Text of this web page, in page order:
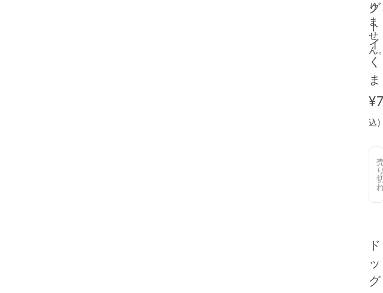
グ
ト
イ
く
ま
込)
ド
ッ
グ
り
ま
せ
ん